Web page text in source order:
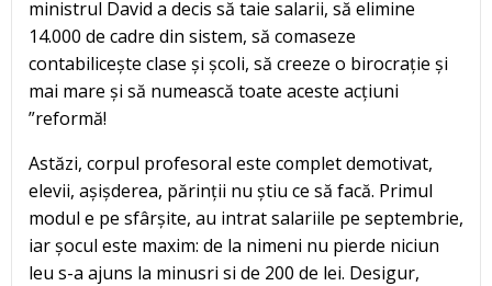
ministrul David a decis să taie salarii, să elimine
14.000 de cadre din sistem, să comaseze
contabilicește clase și școli, să creeze o birocrație și
mai mare și să numească toate aceste acțiuni
”reformă!
Astăzi, corpul profesoral este complet demotivat,
elevii, așișderea, părinții nu știu ce să facă. Primul
modul e pe sfârșite, au intrat salariile pe septembrie,
iar șocul este maxim: de la nimeni nu pierde niciun
leu s-a ajuns la minusri si de 200 de lei. Desigur,